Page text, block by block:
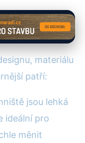
materiálu
patří:
jsou lehká
ideální pro
měnit